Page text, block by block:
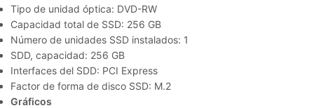
Tipo de unidad óptica: DVD-RW
Capacidad total de SSD: 256 GB
Número de unidades SSD instalados: 1
SDD, capacidad: 256 GB
Interfaces del SDD: PCI Express
Factor de forma de disco SSD: M.2
Gráficos